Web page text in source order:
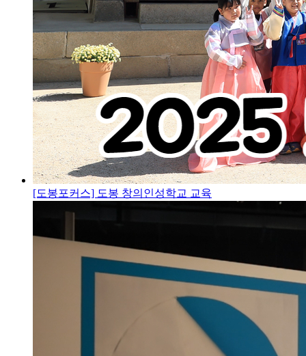
[도봉포커스] 도봉 창의인성학교 교육